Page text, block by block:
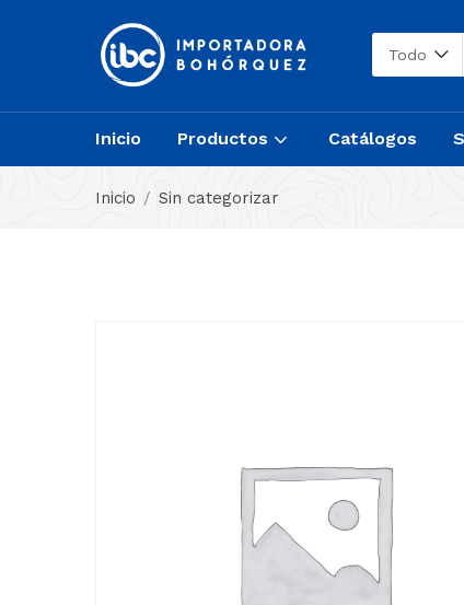
Todo
Inicio Productos Catálogos
Inicio Sin categorizar